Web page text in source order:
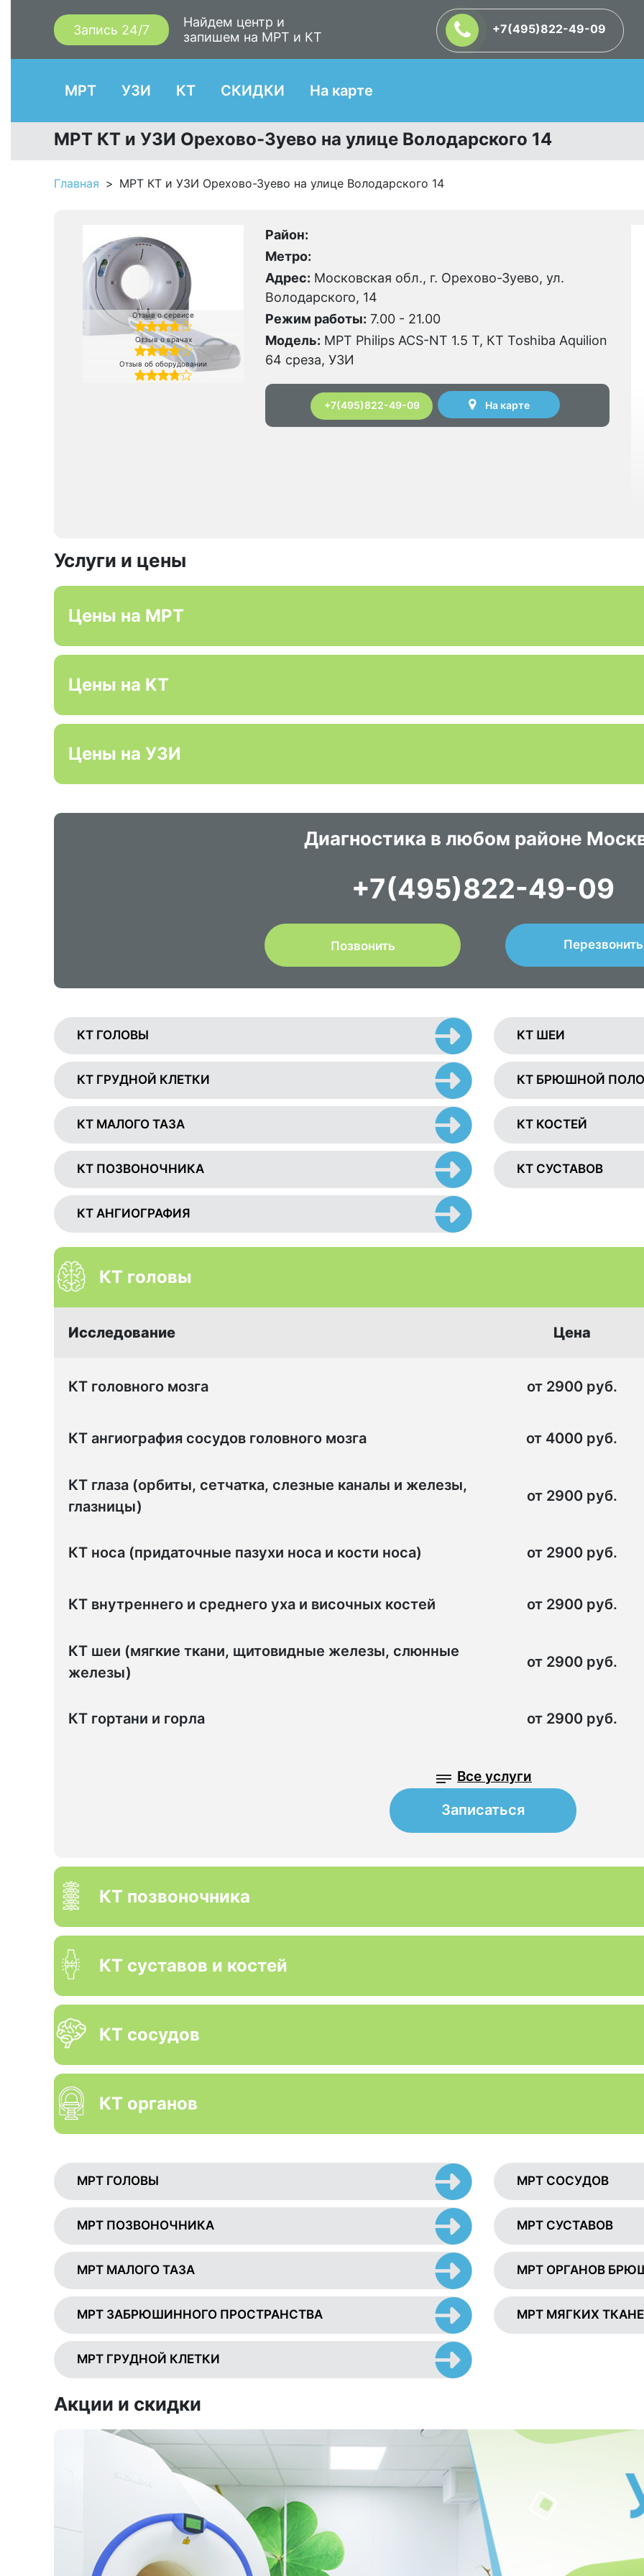
Запись 24/7
Найдем центр и
запишем на МРТ и КТ
+7(495)822-49-09
МРТ УЗИ КТ СКИДКИ На карте
МРТ КТ и УЗИ Орехово-Зуево на улице Володарского 14
Главная МРТ КТ и УЗИ Орехово-Зуево на улице Володарского 14
Отзыв о сервисе
Отзыв о врачах
Отзыв об оборудовании
Район:
Метро:
Адрес: Московская обл., г. Орехово-Зуево, ул.
Володарского, 14
Режим работы: 7.00 - 21.00
Модель: МРТ Philips ACS-NT 1.5 Т, КТ Toshiba Aquilion
64 среза, УЗИ
+7(495)822-49-09 На карте
Услуги и цены
Цены на МРТ
Цены на KT
Цены на УЗИ
Диагностика в любом районе
+7(495)822-49-09
Позвонить Перезвонить
КТ ГОЛОВЫ
КТ ГРУДНОЙ КЛЕТКИ
КТ МАЛОГО ТАЗА
КТ ПОЗВОНОЧНИКА
КТ АНГИОГРАФИЯ
КТ ШЕИ
КТ БРЮШНОЙ
КТ КОСТЕЙ
КТ СУСТАВОВ
КТ головы
Исследование Цена
КТ головного мозга от 2900 руб.
КТ ангиография сосудов головного мозга от 4000 руб.
КТ глаза (орбиты, сетчатка, слезные каналы и железы,
глазницы)
от 2900 руб.
КТ носа (придаточные пазухи носа и кости носа) от 2900 руб.
КТ внутреннего и среднего уха и височных костей от 2900 руб.
КТ шеи (мягкие ткани, щитовидные железы, слюнные
железы)
от 2900 руб.
КТ гортани и горла от 2900 руб.
Все услуги
Записаться
КТ позвоночника
КТ суставов и костей
КТ сосудов
КТ органов
МРТ ГОЛОВЫ
МРТ ПОЗВОНОЧНИКА
МРТ МАЛОГО ТАЗА
МРТ ЗАБРЮШИННОГО ПРОСТРАНСТВА
МРТ ГРУДНОЙ КЛЕТКИ
МРТ СОСУДОВ
МРТ СУСТАВОВ
МРТ ОРГАНОВ
МРТ МЯГКИХ
Акции и скидки